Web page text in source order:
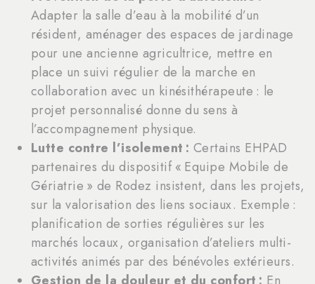
Adapter la salle d’eau à la mobilité d’un
résident, aménager des espaces de jardinage
pour une ancienne agricultrice, mettre en
place un suivi régulier de la marche en
collaboration avec un kinésithérapeute : le
projet personnalisé donne du sens à
l’accompagnement physique.
Lutte contre l’isolement : Certains EHPAD
partenaires du dispositif « Equipe Mobile de
Gériatrie » de Rodez insistent, dans les projets,
sur la valorisation des liens sociaux. Exemple :
planification de sorties régulières sur les
marchés locaux, organisation d’ateliers multi-
activités animés par des bénévoles extérieurs.